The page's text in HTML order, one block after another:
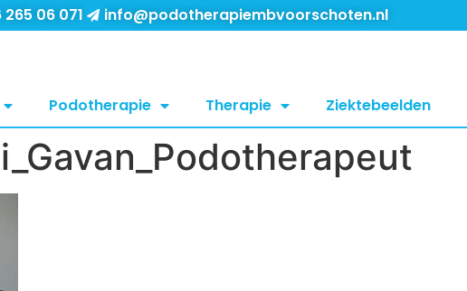
265 06 071 info@podotherapiembvoorschoten.nl
Podotherapie Therapie Ziektebeelden